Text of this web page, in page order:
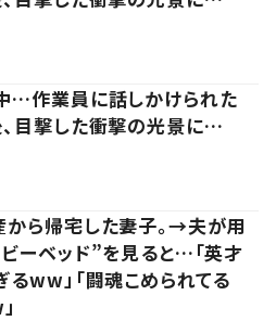
…作業員に話しかけられた
、目撃した衝撃の光景に…
から帰宅した妻子。→夫が用
ーベッド”を見ると…「英才
ww」「闘魂こめられてる